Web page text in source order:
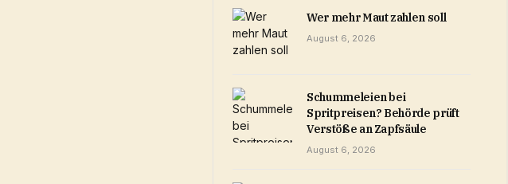
Wer mehr Maut zahlen soll
August 6, 2026
Schummeleien bei
Spritpreisen? Behörde prüft
Verstöße an Zapfsäule
August 6, 2026